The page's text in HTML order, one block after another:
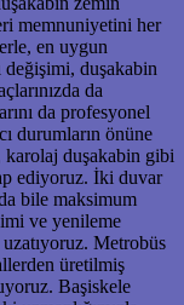
memnuniyetini her
en uygun
duşakabin
da
da profesyonel
durumların önüne
karolaj duşakabin gibi
ediyoruz. İki duvar
bile maksimum
ve yenileme
Metrobüs
üretilmiş
Başiskele